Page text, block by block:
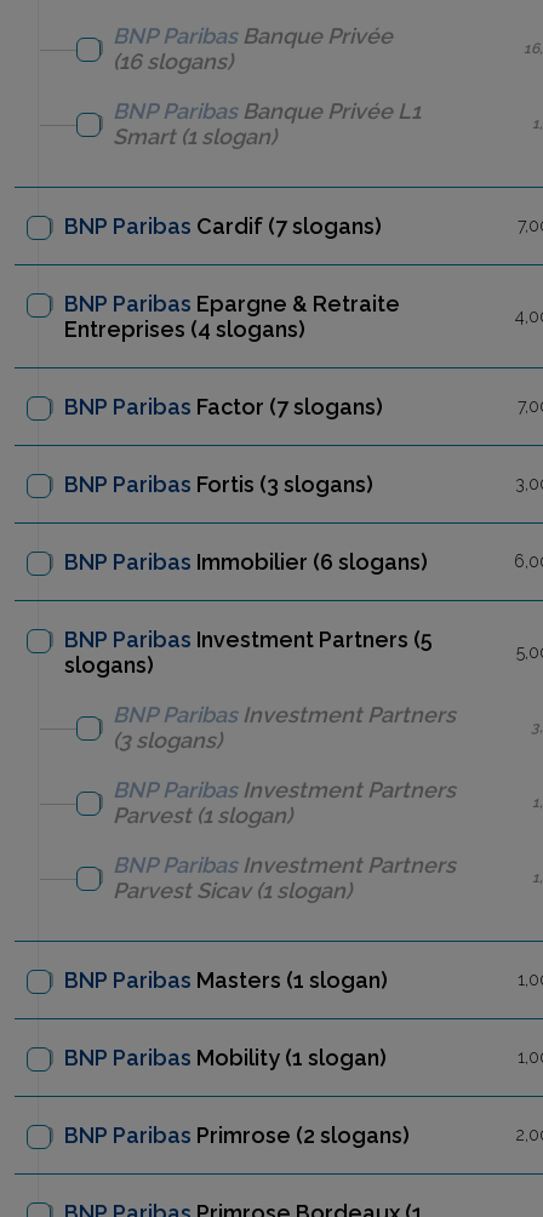
BNP ParibasBanque Privée
(16 slogans)
BNP ParibasBanque Privée L1
Smart(1 slogan)
BNP Paribas Cardif (7 slogans)
BNP Paribas Epargne & Retraite
Entreprises (4 slogans)
BNP Paribas Factor (7 slogans)
BNP Paribas Fortis (3 slogans)
BNP Paribas Immobilier (6 slogans)
BNP Paribas Investment Partners (5
slogans)
BNP ParibasInvestment Partners
(3 slogans)
BNP ParibasInvestment Partners
Parvest(1 slogan)
BNP ParibasInvestment Partners
Parvest Sicav(1 slogan)
BNP Paribas Masters (1 slogan)
BNP Paribas Mobility (1 slogan)
BNP Paribas Primrose (2 slogans)